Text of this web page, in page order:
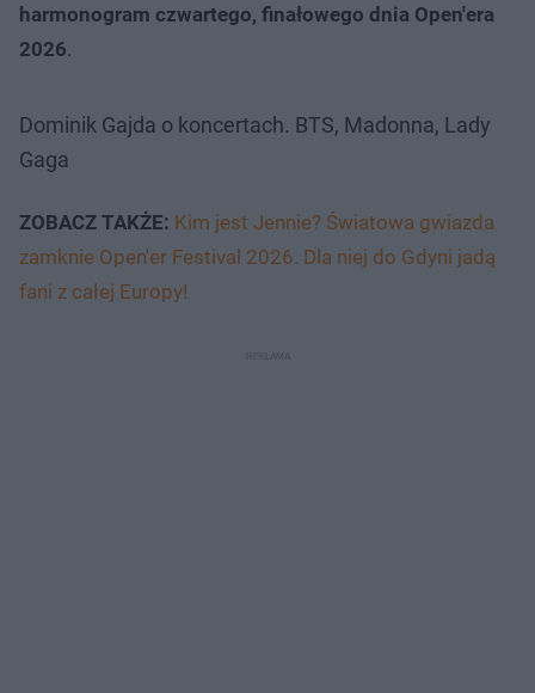
harmonogram czwartego, finałowego dnia Open'era
2026.
Dominik Gajda o koncertach. BTS, Madonna, Lady
Gaga
ZOBACZ TAKŻE: Kim jest Jennie? Światowa gwiazda
zamknie Open'er Festival 2026. Dla niej do Gdyni jadą
fani z całej Europy!